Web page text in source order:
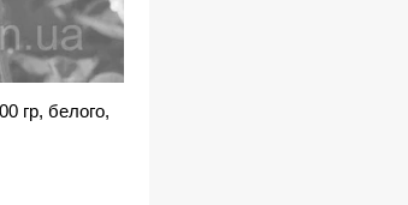
гр, белого,